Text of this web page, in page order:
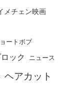
メチェン映画
ートボブ
ック ニュース
ヘアカット